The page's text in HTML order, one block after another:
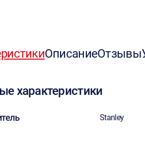
ОписаниеОтзывы
характеристики
Stanley